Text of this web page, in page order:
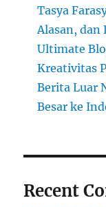
Tasya
Alasan, dan
Ultimate
Kreativitas
Berita Luar
Besar ke
Recent